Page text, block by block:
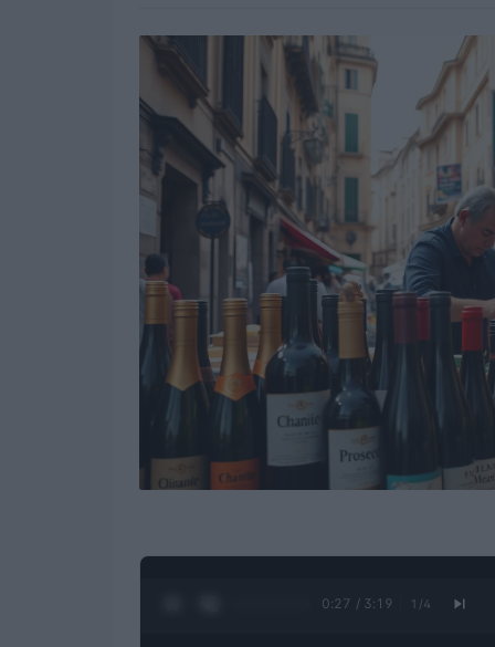
0:28 / 3:19 1 /4